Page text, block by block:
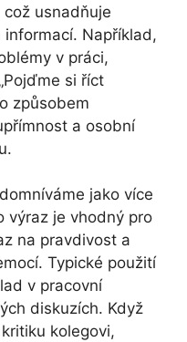
usnadňuje
Například,
v práci,
si říct
způsobem
a osobní
jako více
výraz je vhodný pro
na pravdivost a
Typické použití
v pracovní
diskuzích. Když
kolegovi,